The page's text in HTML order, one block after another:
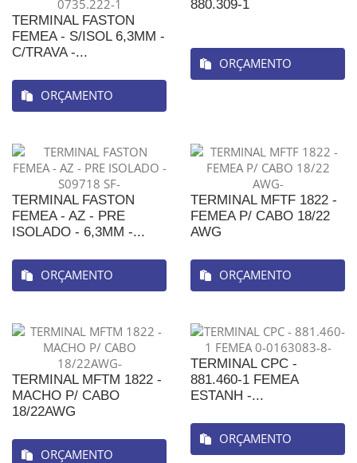
TERMINAL FASTON
FEMEA - S/ISOL 6,3MM -
C/TRAVA -...
ORÇAMENTO
880.309-1
ORÇAMENTO
TERMINAL FASTON
FEMEA - AZ - PRE
ISOLADO - 6,3MM -...
ORÇAMENTO
TERMINAL MFTF 1822 -
FEMEA P/ CABO 18/22
AWG
ORÇAMENTO
TERMINAL MFTM 1822 -
MACHO P/ CABO
18/22AWG
ORÇAMENTO
TERMINAL CPC -
881.460-1 FEMEA
ESTANH -...
ORÇAMENTO